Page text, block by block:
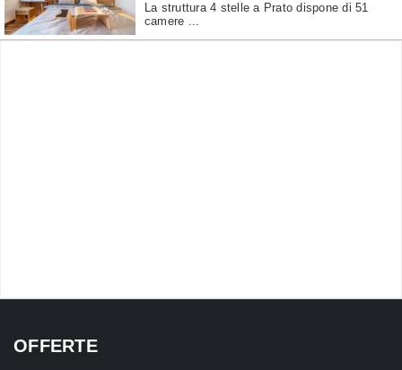
La struttura 4 stelle a Prato dispone di 51
camere ...
OFFERTE